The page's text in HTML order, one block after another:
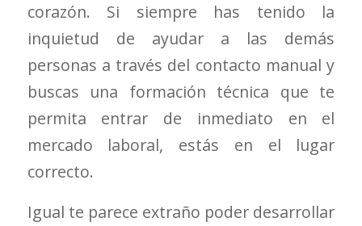
corazón. Si siempre has tenido la
inquietud de ayudar a las demás
personas a través del contacto manual y
buscas una formación técnica que te
permita entrar de inmediato en el
mercado laboral, estás en el lugar
correcto.
Igual te parece extraño poder desarrollar